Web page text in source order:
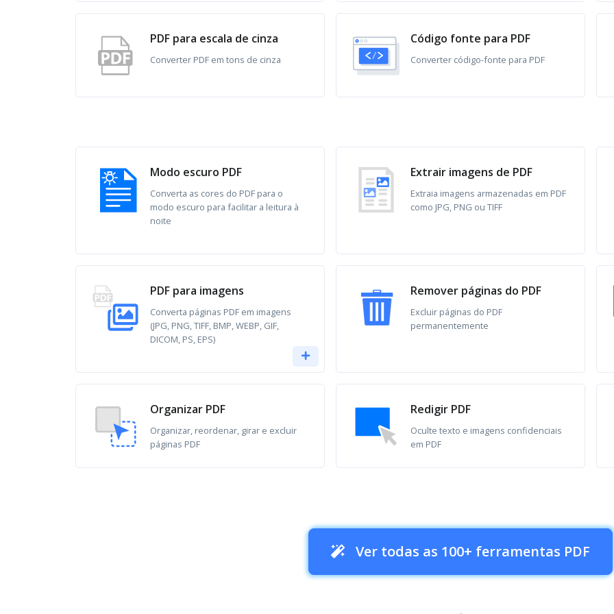
PDF para escala de cinza
Converter PDF em tons de cinza
Código fonte para PDF
Converter código-fonte para PDF
Modo escuro PDF
Converta as cores do PDF para o
modo escuro para facilitar a leitura à
noite
Extrair imagens de PDF
Extraia imagens armazenadas em PDF
como JPG, PNG ou TIFF
PDF para imagens
Converta páginas PDF em imagens
(JPG, PNG, TIFF, BMP, WEBP, GIF,
DICOM, PS, EPS)
Remover páginas do PDF
Excluir páginas do PDF
permanentemente
Organizar PDF
Organizar, reordenar, girar e excluir
páginas PDF
Redigir PDF
Oculte texto e imagens confidenciais
em PDF
Ver todas as 100+ ferramentas PDF